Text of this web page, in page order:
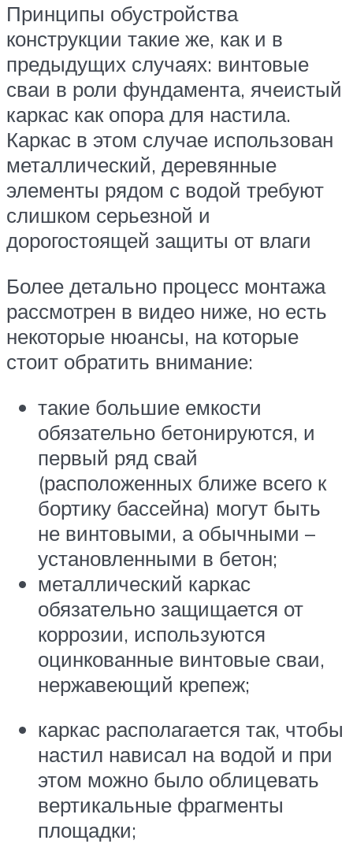
Принципы обустройства
конструкции такие же, как и в
предыдущих случаях: винтовые
сваи в роли фундамента, ячеистый
каркас как опора для настила.
Каркас в этом случае использован
металлический, деревянные
элементы рядом с водой требуют
слишком серьезной и
дорогостоящей защиты от влаги
Более детально процесс монтажа
рассмотрен в видео ниже, но есть
некоторые нюансы, на которые
стоит обратить внимание:
такие большие емкости
обязательно бетонируются, и
первый ряд свай
(расположенных ближе всего к
бортику бассейна) могут быть
не винтовыми, а обычными –
установленными в бетон;
металлический каркас
обязательно защищается от
коррозии, используются
оцинкованные винтовые сваи,
нержавеющий крепеж;
каркас располагается так, чтобы
настил нависал на водой и при
этом можно было облицевать
вертикальные фрагменты
площадки;